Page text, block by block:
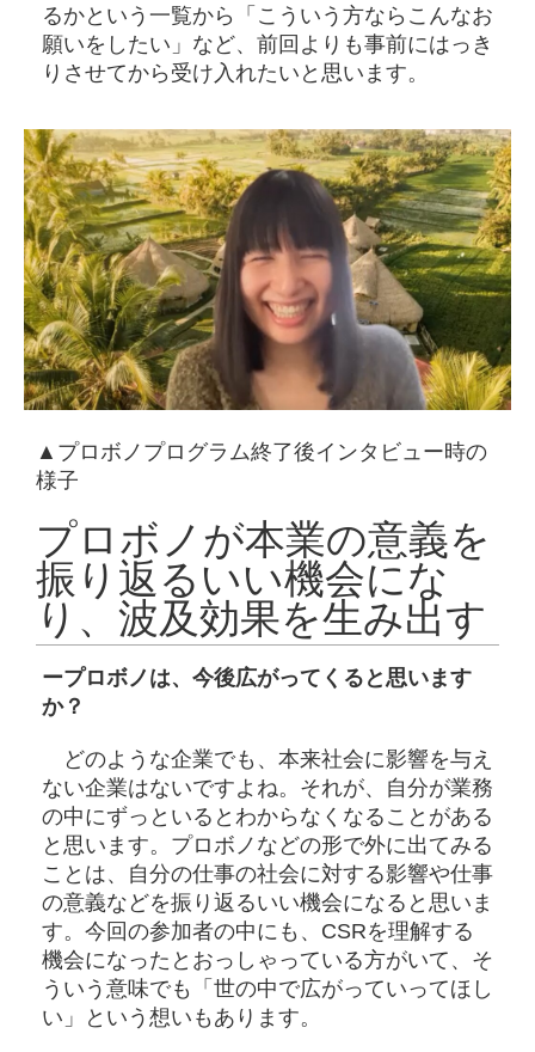
るかという一覧から「こういう方ならこんなお
願いをしたい」など、前回よりも事前にはっき
りさせてから受け入れたいと思います。
▲プロボノプログラム終了後インタビュー時の
様子
プロボノが本業の意義を
振り返るいい機会にな
り、波及効果を生み出す
ープロボノは、今後広がってくると思います
か？
どのような企業でも、本来社会に影響を与え
ない企業はないですよね。それが、自分が業務
の中にずっといるとわからなくなることがある
と思います。プロボノなどの形で外に出てみる
ことは、自分の仕事の社会に対する影響や仕事
の意義などを振り返るいい機会になると思いま
す。今回の参加者の中にも、CSRを理解する
機会になったとおっしゃっている方がいて、そ
ういう意味でも「世の中で広がっていってほし
い」という想いもあります。